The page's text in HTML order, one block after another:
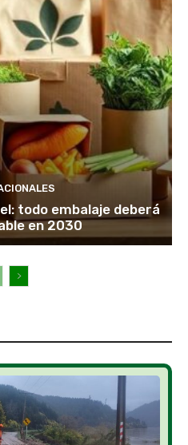
todo embalaje deberá
en 2030